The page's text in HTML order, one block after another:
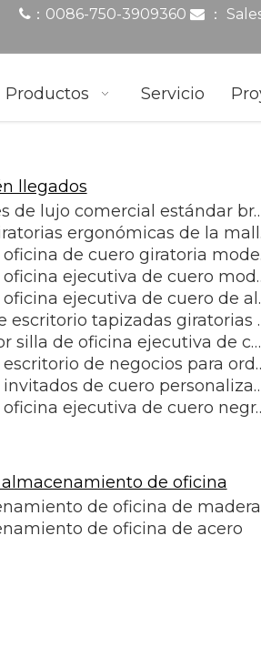
： 0086-750-3909360 ：
Productos Servicio
llegados
Muebles de lujo comercial estándar brazo ejecutivo
Silla de oficina ejecutiva de cuero
Silla de oficina
Sillas de escritorio
La mejor silla de oficina ejecutiva de cuero, sillas de escritorio tapizadas giratorias de color café, sillas de oficina de escritorio de cuero de lujo ejecutivas
Silla de escritorio de negocios para
Silla de invitados de cuero
Silla de oficina ejecutiva de cuero negra
almacenamiento de oficina
de oficina de madera
de oficina de acero